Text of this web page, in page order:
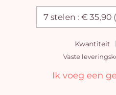
Kwantiteit
Vaste
Ik voeg een